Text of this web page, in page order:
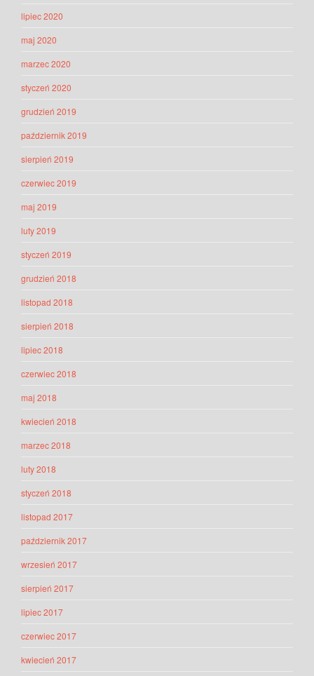
lipiec 2020
maj 2020
marzec 2020
styczeń 2020
grudzień 2019
październik 2019
sierpień 2019
czerwiec 2019
maj 2019
luty 2019
styczeń 2019
grudzień 2018
listopad 2018
sierpień 2018
lipiec 2018
czerwiec 2018
maj 2018
kwiecień 2018
marzec 2018
luty 2018
styczeń 2018
listopad 2017
październik 2017
wrzesień 2017
sierpień 2017
lipiec 2017
czerwiec 2017
kwiecień 2017